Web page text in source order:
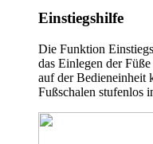
Einstiegshilfe
Die Funktion
das Einlegen der
auf der Bedieneinheit
Fußschalen stufenlos